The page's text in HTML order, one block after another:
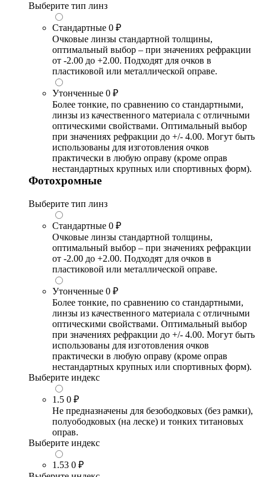
Выберите тип линз
Стандартные 0 ₽
Очковые линзы стандартной толщины,
оптимальный выбор – при значениях рефракции
от -2.00 до +2.00. Подходят для очков в
пластиковой или металлической оправе.
Утонченные 0 ₽
Более тонкие, по сравнению со стандартными,
линзы из качественного материала с отличными
оптическими свойствами. Оптимальный выбор
при значениях рефракции до +/- 4.00. Могут быть
использованы для изготовления очков
практически в любую оправу (кроме оправ
нестандартных крупных или спортивных форм).
Фотохромные
Выберите тип линз
Стандартные 0 ₽
Очковые линзы стандартной толщины,
оптимальный выбор – при значениях рефракции
от -2.00 до +2.00. Подходят для очков в
пластиковой или металлической оправе.
Утонченные 0 ₽
Более тонкие, по сравнению со стандартными,
линзы из качественного материала с отличными
оптическими свойствами. Оптимальный выбор
при значениях рефракции до +/- 4.00. Могут быть
использованы для изготовления очков
практически в любую оправу (кроме оправ
нестандартных крупных или спортивных форм).
Выберите индекс
1.5 0 ₽
Не предназначены для безободковых (без рамки),
полуободковых (на леске) и тонких титановых
оправ.
Выберите индекс
1.53 0 ₽